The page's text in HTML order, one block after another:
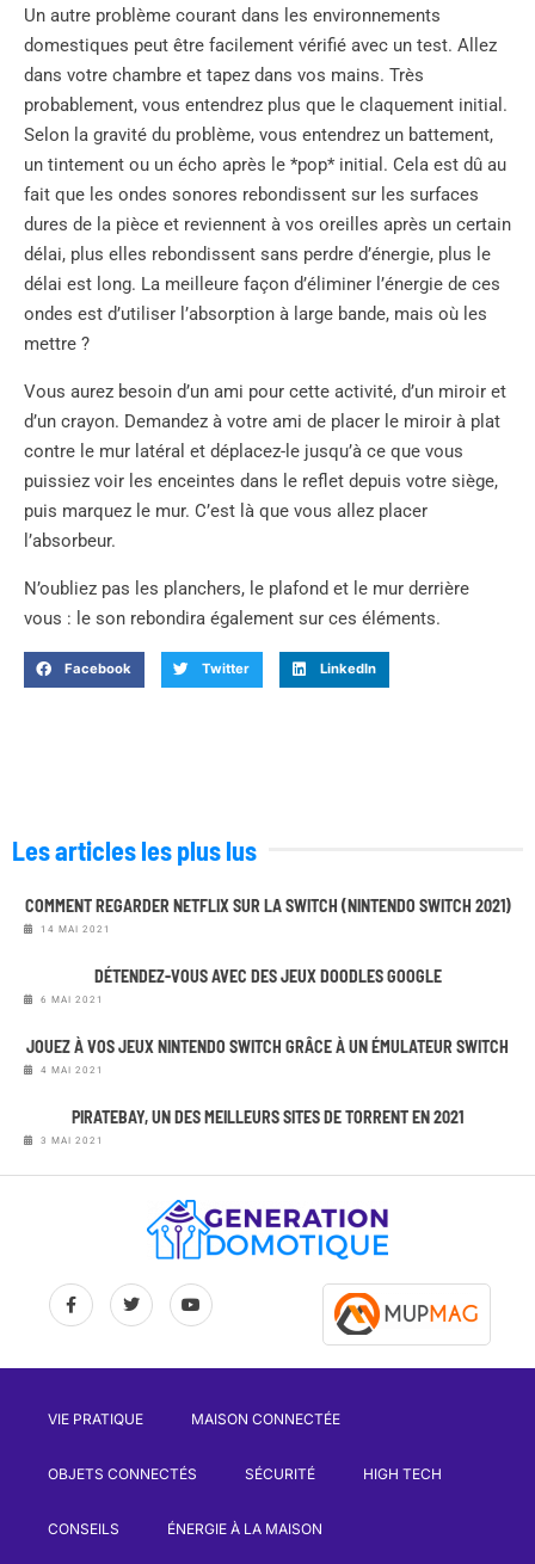
Un autre problème courant dans les environnements
domestiques peut être facilement vérifié avec un test. Allez
dans votre chambre et tapez dans vos mains. Très
probablement, vous entendrez plus que le claquement initial.
Selon la gravité du problème, vous entendrez un battement,
un tintement ou un écho après le *pop* initial. Cela est dû au
fait que les ondes sonores rebondissent sur les surfaces
dures de la pièce et reviennent à vos oreilles après un certain
délai, plus elles rebondissent sans perdre d’énergie, plus le
délai est long. La meilleure façon d’éliminer l’énergie de ces
ondes est d’utiliser l’absorption à large bande, mais où les
mettre ?
Vous aurez besoin d’un ami pour cette activité, d’un miroir et
d’un crayon. Demandez à votre ami de placer le miroir à plat
contre le mur latéral et déplacez-le jusqu’à ce que vous
puissiez voir les enceintes dans le reflet depuis votre siège,
puis marquez le mur. C’est là que vous allez placer
l’absorbeur.
N’oubliez pas les planchers, le plafond et le mur derrière
vous : le son rebondira également sur ces éléments.
Facebook Twitter LinkedIn
Les articles les plus lus
COMMENT REGARDER NETFLIX SUR LA SWITCH (NINTENDO SWITCH 2021)
14 MAI 2021
DÉTENDEZ-VOUS AVEC DES JEUX DOODLES GOOGLE
6 MAI 2021
JOUEZ À VOS JEUX NINTENDO SWITCH GRÂCE À UN ÉMULATEUR SWITCH
4 MAI 2021
PIRATEBAY, UN DES MEILLEURS SITES DE TORRENT EN 2021
3 MAI 2021
VIE PRATIQUE MAISON CONNECTÉE
OBJETS CONNECTÉS SÉCURITÉ HIGH TECH
CONSEILS ÉNERGIE À LA MAISON